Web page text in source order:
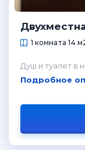
1 комната 14
Душ и туалет в
Подробное